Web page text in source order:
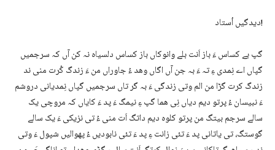
دیدگیں اُستاد!
گپ بے کساس ءَ باز اَنت بلے وانوکاں باز کساس دلسیاہ نہ کن آں کہ سرجمیں
گپاں اے نِمدی ءِ تہ ءَ بہ جن آں اگاں وھد ءُ جاوراں من ءَ زندگ کُرت منی ند
زندگ کرت گڑا من الم وتی زندگی ءَ بہ گر تاں سرجمیں گپاں نِمدیانی دروشم
ءَ نبیسان ءُ پرتو دیم دیاں نِی ھما گپ ءِ نیمگ ءَ پد ءَ کایاں کہ مروچی یک
سالے سرجم بیتگ من پرتو کلوہ دیم داتگ اَت منی ءُ تی نزیکی ءَ یک سالے
گوستگ، تی یاتانی پد ءَ تئی زانت ءِ پد ءَ تئی نابودیں ءُ پھوالیں شپول ءَ وتی